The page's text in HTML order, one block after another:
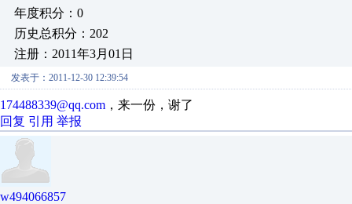
年度积分：0
历史总积分：202
注册：2011年3月01日
发表于：2011-12-30 12:39:54
174488339@qq.com ，来一份，谢了
回复 引用 举报
w494066857